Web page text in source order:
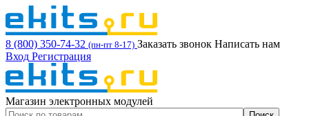
8 (800) 350-74-32 (пн-пт 8-17) Заказать звонок Написать нам
Вход Регистрация
Магазин электронных модулей